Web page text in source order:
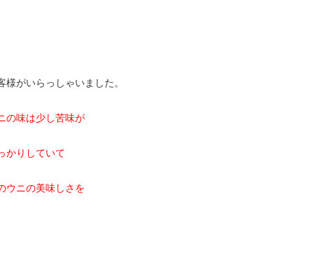
がいらっしゃいました。
の味は少し苦味が
かりしていて
ウニの美味しさを